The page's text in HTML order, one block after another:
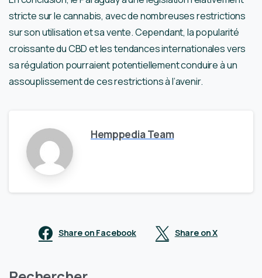
stricte sur le cannabis, avec de nombreuses restrictions
sur son utilisation et sa vente. Cependant, la popularité
croissante du CBD et les tendances internationales vers
sa régulation pourraient potentiellement conduire à un
assouplissement de ces restrictions à l’avenir.
Hemppedia Team
Share on Facebook Share on X